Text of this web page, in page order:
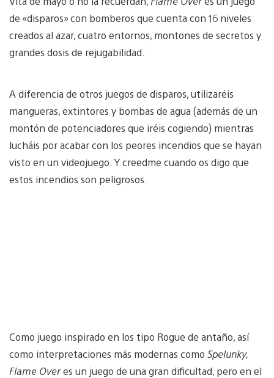
de «disparos» con bomberos que cuenta con 16 niveles
creados al azar, cuatro entornos, montones de secretos y
grandes dosis de rejugabilidad.
A diferencia de otros juegos de disparos, utilizaréis
mangueras, extintores y bombas de agua (además de un
montón de potenciadores que iréis cogiendo) mientras
lucháis por acabar con los peores incendios que se hayan
visto en un videojuego. Y creedme cuando os digo que
estos incendios son peligrosos.
Como juego inspirado en los tipo Rogue de antaño, así
como interpretaciones más modernas como Spelunky,
Flame Overes un juego de una gran dificultad, pero en el